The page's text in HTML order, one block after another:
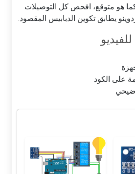
هو متوقع، افحص كل التوصيلات
يطابق تكوين الدبابيس المقصود.
الكود